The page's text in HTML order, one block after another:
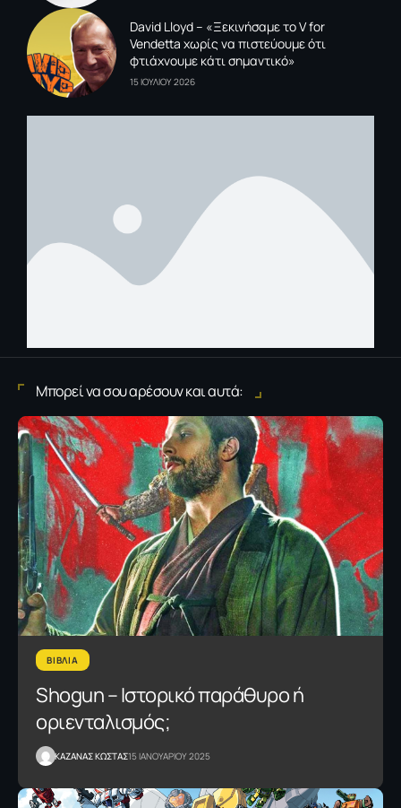
David Lloyd – «Ξεκινήσαμε το V for
Vendetta χωρίς να πιστεύουμε ότι
φτιάχνουμε κάτι σημαντικό»
15 ΙΟΥΛΙΟΥ 2026
Μπορεί να σου αρέσουν και αυτά:
ΒΙΒΛΙΑ
Shogun – Ιστορικό παράθυρο ή
οριενταλισμός;
ΚΑΖΑΝΑΣ KΩΣΤΑΣ15 ΙΑΝΟΥΑΡΙΟΥ 2025